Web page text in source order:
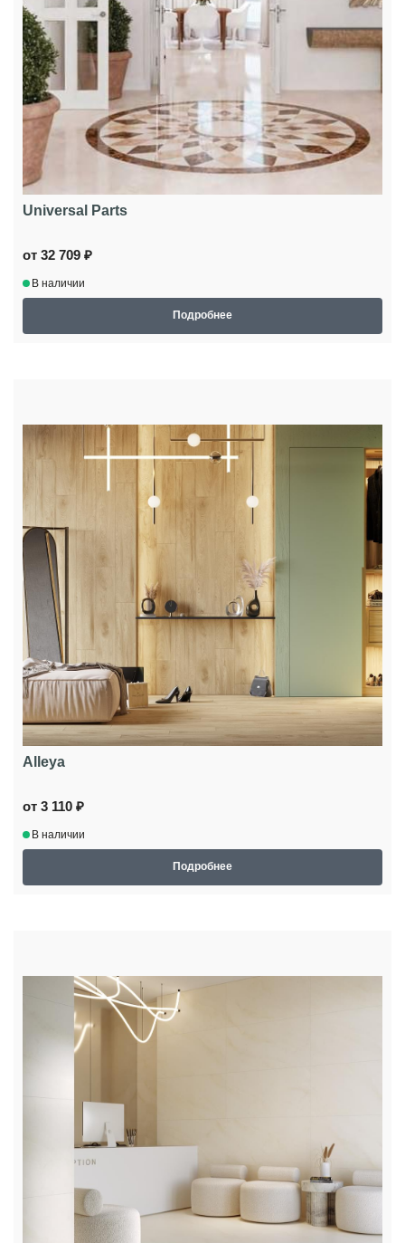
Universal Parts
от 32 709 ₽
В наличии
Подробнее
Alleya
от 3 110 ₽
В наличии
Подробнее